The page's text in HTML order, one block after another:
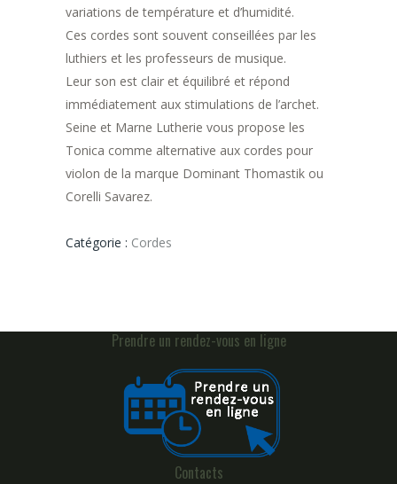
variations de température et d’humidité.
Ces cordes sont souvent conseillées par les
luthiers et les professeurs de musique.
Leur son est clair et équilibré et répond
immédiatement aux stimulations de l’archet.
Seine et Marne Lutherie vous propose les
Tonica comme alternative aux cordes pour
violon de la marque Dominant Thomastik ou
Corelli Savarez.
Catégorie : Cordes
Prendre un rendez-vous en ligne
Contacts